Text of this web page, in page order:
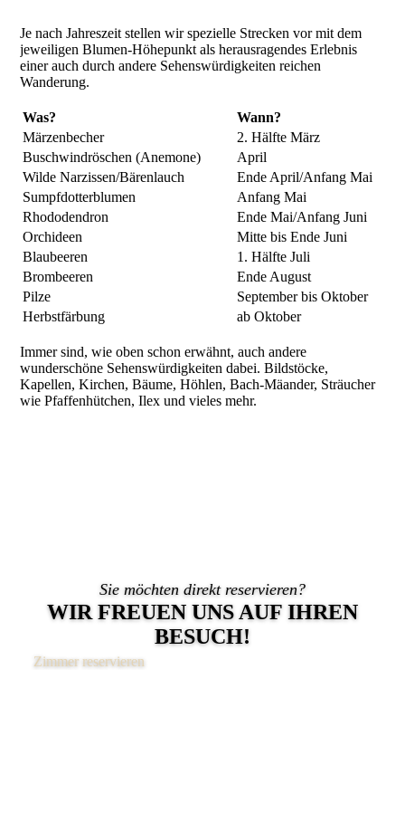
Je nach Jahreszeit stellen wir spezielle Strecken vor mit dem
jeweiligen Blumen-Höhepunkt als herausragendes Erlebnis
einer auch durch andere Sehenswürdigkeiten reichen
Wanderung.
Was?
Wann?
Märzenbecher
2. Hälfte März
Buschwindröschen (Anemone)
April
Wilde Narzissen/Bärenlauch
Ende April/Anfang Mai
Sumpfdotterblumen
Anfang Mai
Rhododendron
Ende Mai/Anfang Juni
Orchideen
Mitte bis Ende Juni
Blaubeeren
1. Hälfte Juli
Brombeeren
Ende August
Pilze
September bis Oktober
Herbstfärbung
ab Oktober
Immer sind, wie oben schon erwähnt, auch andere
wunderschöne Sehenswürdigkeiten dabei. Bild­stöcke,
Kapellen, Kirchen, Bäume, Höhlen, Bach-Mäander, Sträucher
wie Pfaffenhütchen, Ilex und vieles mehr.
Sie möchten direkt reservieren?
WIR FREUEN UNS AUF IHREN
BESUCH!
Zimmer reservieren